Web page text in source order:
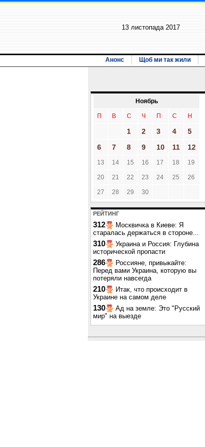
13 листопада 2017
Анонс Щоб ми так жили
Ноябрь
П В С Ч П С Н
1 2 3 4
5
6
7 8 9 10 11 12
13 14 15 16 17 18 19
20 21 22 23 24 25 26
27 28 29 30
РЕЙТИНГ
312
Москвичка в Киеве: Я
старалась держаться в стороне...
310
Украина и Россия: Глубина
исторической пропасти
286
Россияне, привыкайте:
Перед вами Украина, которую вы
потеряли навсегда
210
Итак, что происходит в
Украине на самом деле
130
Ад на земле: Это "Русский
мир" на выезде